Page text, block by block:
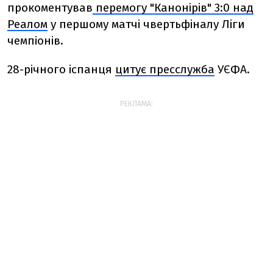
прокоментував перемогу "Канонірів" 3:0 над
Реалом у першому матчі чвертьфіналу Ліги
чемпіонів.
28-річного іспанця цитує пресслужба УЄФА.
РЕКЛАМА: